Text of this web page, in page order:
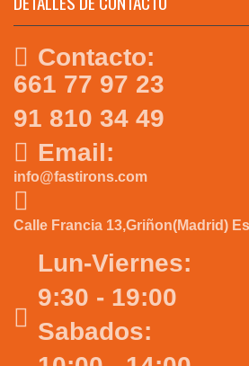
Contacto:
661 77 97 23
91 810 34 49
Email:
info@fastirons.com
Calle Francia 13,Griñon(Madrid)
Lun-Viernes:
9:30 - 19:00
Sabados: